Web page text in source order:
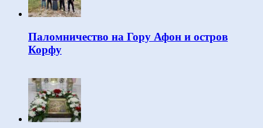
Паломничество на Гору Афон и остров
Корфу